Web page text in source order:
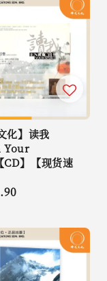
化】读我
Your
】【现货速